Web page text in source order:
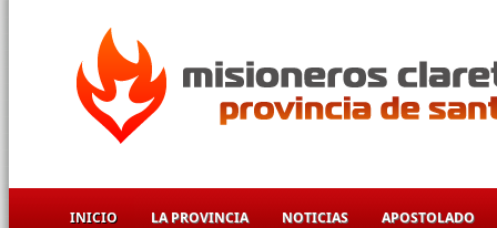
INICIO LA PROVINCIA NOTICIAS APOSTOLADO